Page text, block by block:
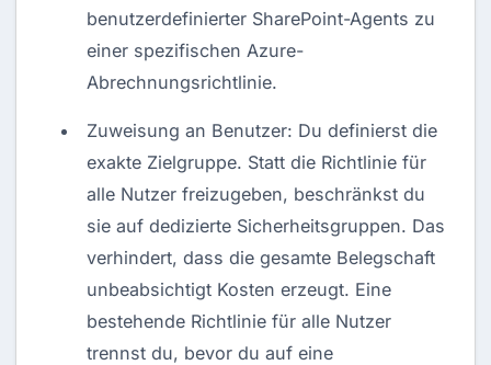
benutzerdefinierter SharePoint-Agents zu
einer spezifischen Azure-
Abrechnungsrichtlinie.
Zuweisung an Benutzer: Du definierst die
exakte Zielgruppe. Statt die Richtlinie für
alle Nutzer freizugeben, beschränkst du
sie auf dedizierte Sicherheitsgruppen. Das
verhindert, dass die gesamte Belegschaft
unbeabsichtigt Kosten erzeugt. Eine
bestehende Richtlinie für alle Nutzer
trennst du, bevor du auf eine